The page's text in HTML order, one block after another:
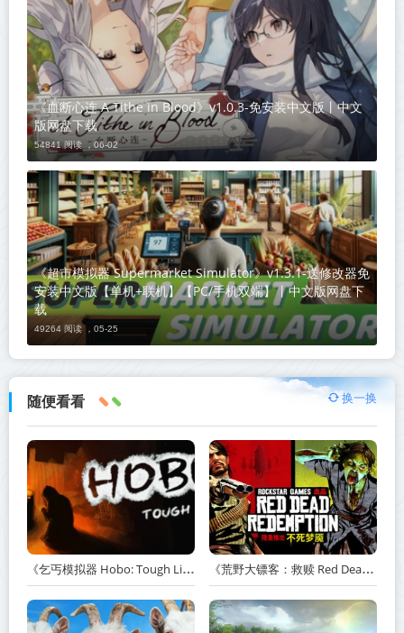
《血断心连 A Tithe in Blood》v1.0.3-免安装中文版丨中文
版网盘下载
54841 阅读 ， 06-02
《超市模拟器 Supermarket Simulator》v1.3.1-送修改器免
安装中文版【单机+联机】【PC/手机双端】丨中文版网盘下
载
49264 阅读 ， 05-25
随便看看 换一换
《乞丐模拟器 Hobo: Tough Life》v1.20.010-赠原声带+解锁全人物满级通关存档+多项修改器【单机+联机】丨中文版网盘下载 《荒野大镖客：救赎 Red Dead Redemption》v1.0.42.46611-送修改器丨中文版网盘下载